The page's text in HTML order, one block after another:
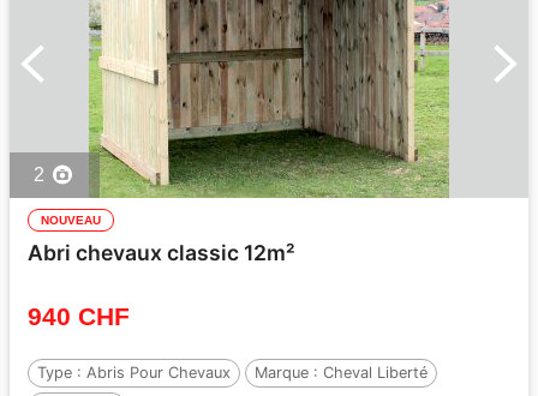
2
NOUVEAU
Abri chevaux classic 12m²
940 CHF
Type : Abris Pour Chevaux Marque : Cheval Liberté